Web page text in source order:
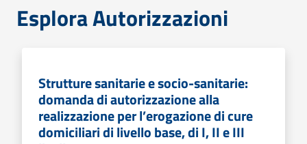
Esplora Autorizzazioni
Strutture sanitarie e socio-sanitarie:
domanda di autorizzazione alla
realizzazione per l’erogazione di cure
domiciliari di livello base, di I, II e III